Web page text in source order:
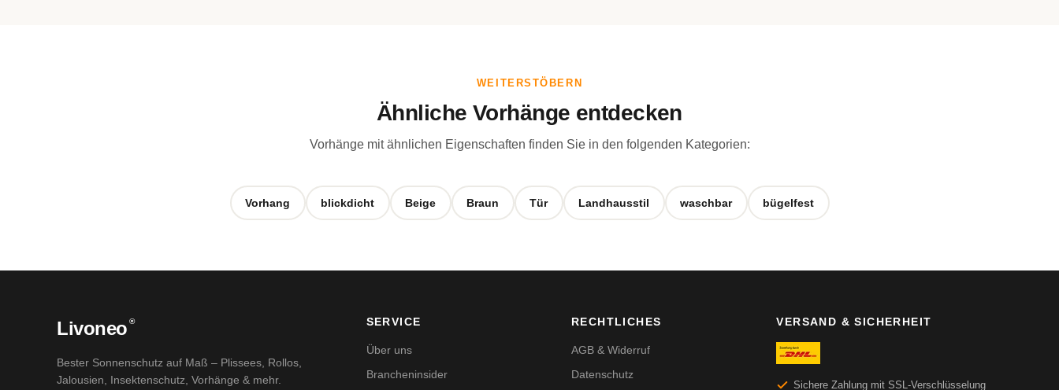
WEITERSTÖBERN
Ähnliche Vorhänge entdecken
Vorhänge mit ähnlichen Eigenschaften finden Sie in den folgenden Kategorien:
Vorhang blickdicht Beige Braun Tür Landhausstil waschbar bügelfest
Livoneo ®
Bester Sonnenschutz auf Maß – Plissees, Rollos,
Jalousien, Insektenschutz, Vorhänge & mehr.
SERVICE
Über uns
Brancheninsider
RECHTLICHES
AGB & Widerruf
Datenschutz
VERSAND & SICHERHEIT
Sichere Zahlung mit SSL-Verschlüsselung